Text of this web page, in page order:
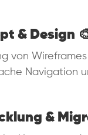
& Design
von
Navigation
&